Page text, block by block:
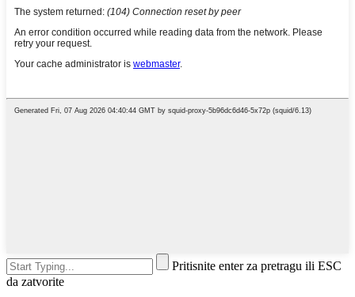
Pritisnite enter za pretragu ili ESC
da zatvorite